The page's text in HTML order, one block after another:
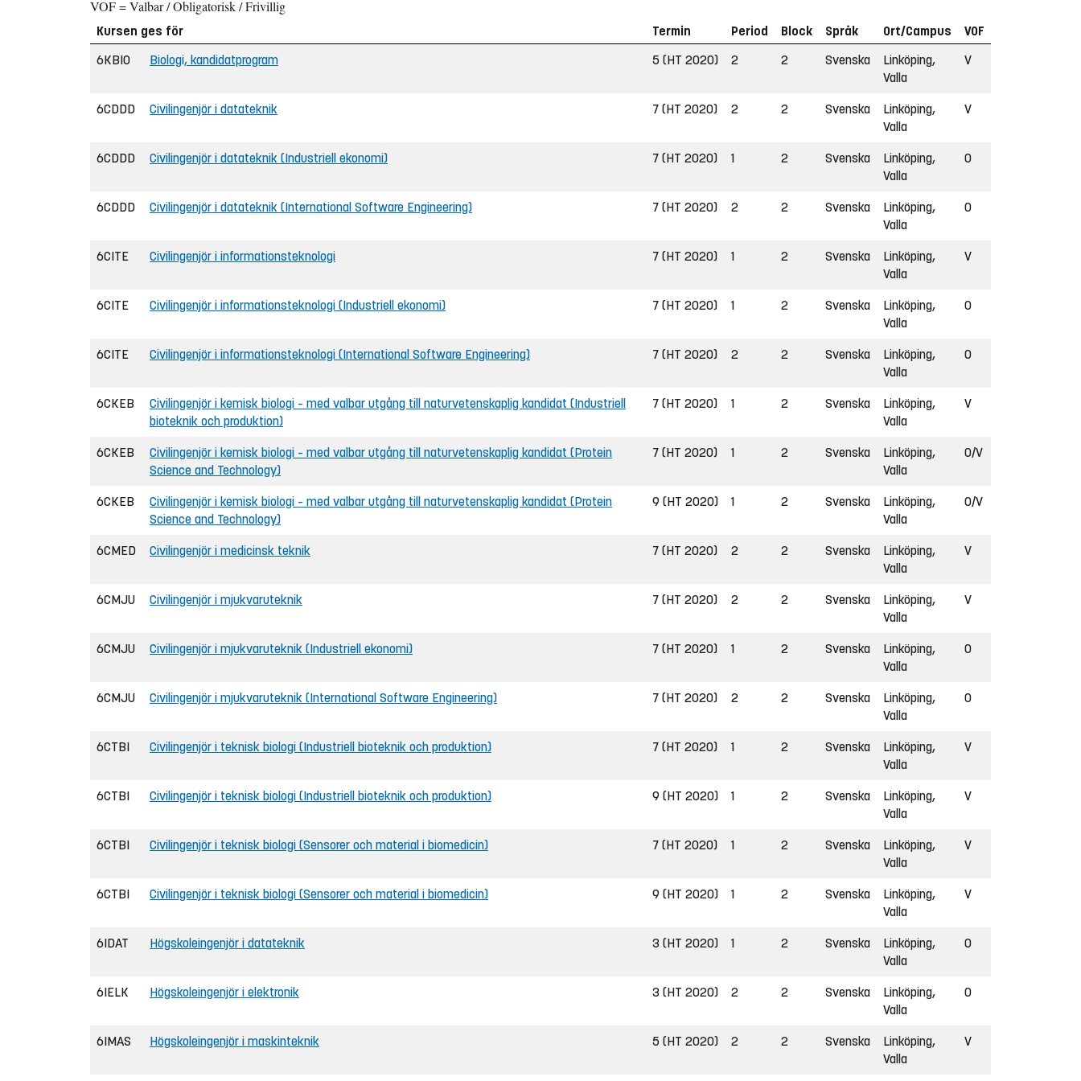
VOF = Valbar / Obligatorisk / Frivillig
Kursen ges för Termin Period Block Språk Ort/Campus
VOF
6KBIO
Biologi, kandidatprogram 5 (HT 2020) 2 2 Svenska
Linköping,
Valla
V
6CDDD Civilingenjör i datateknik 7 (HT 2020) 2 2 Svenska
Linköping,
Valla
V
6CDDD Civilingenjör i datateknik (Industriell ekonomi) 7 (HT 2020) 1 2 Svenska
Linköping,
Valla
O
6CDDD Civilingenjör i datateknik (International Software Engineering) 7 (HT 2020) 2 2 Svenska
Linköping,
Valla
O
6CITE Civilingenjör i informationsteknologi 7 (HT 2020) 1 2 Svenska
Linköping,
Valla
V
6CITE Civilingenjör i informationsteknologi (Industriell ekonomi) 7 (HT 2020) 1 2 Svenska
Linköping,
Valla
O
6CITE Civilingenjör i informationsteknologi (International Software Engineering) 7 (HT 2020) 2 2 Svenska
Linköping,
Valla
O
6CKEB
Civilingenjör i kemisk biologi – med valbar utgång till naturvetenskaplig kandidat (Industriell
bioteknik och produktion)
7 (HT 2020) 1 2 Svenska
Linköping,
Valla
V
6CKEB
Civilingenjör i kemisk biologi – med valbar utgång till naturvetenskaplig kandidat (Protein
Science and Technology)
7 (HT 2020) 1 2 Svenska
Linköping,
Valla
O/V
6CKEB
Civilingenjör i kemisk biologi – med valbar utgång till naturvetenskaplig kandidat (Protein
Science and Technology)
9 (HT 2020) 1 2 Svenska
Linköping,
Valla
O/V
6CMED Civilingenjör i medicinsk teknik 7 (HT 2020) 2 2 Svenska
Linköping,
Valla
V
6CMJU Civilingenjör i mjukvaruteknik 7 (HT 2020) 2 2 Svenska
Linköping,
Valla
V
6CMJU Civilingenjör i mjukvaruteknik (Industriell ekonomi) 7 (HT 2020) 1 2 Svenska
Linköping,
Valla
O
6CMJU Civilingenjör i mjukvaruteknik (International Software Engineering) 7 (HT 2020) 2 2 Svenska
Linköping,
Valla
O
6CTBI Civilingenjör i teknisk biologi (Industriell bioteknik och produktion) 7 (HT 2020) 1 2 Svenska
Linköping,
Valla
V
6CTBI Civilingenjör i teknisk biologi (Industriell bioteknik och produktion) 9 (HT 2020) 1 2 Svenska
Linköping,
Valla
V
6CTBI Civilingenjör i teknisk biologi (Sensorer och material i biomedicin) 7 (HT 2020) 1 2 Svenska
Linköping,
Valla
V
6CTBI Civilingenjör i teknisk biologi (Sensorer och material i biomedicin) 9 (HT 2020) 1 2 Svenska
Linköping,
Valla
V
6IDAT Högskoleingenjör i datateknik 3 (HT 2020) 1 2 Svenska
Linköping,
Valla
O
6IELK Högskoleingenjör i elektronik 3 (HT 2020) 2 2 Svenska
Linköping,
Valla
O
6IMAS Högskoleingenjör i maskinteknik 5 (HT 2020) 2 2 Svenska
Linköping,
Valla
V